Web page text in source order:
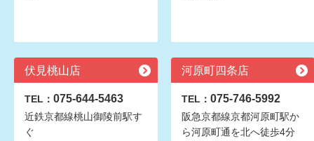
伏見桃山店
TEL： 075-644-5463
近鉄京都線桃山御陵前駅す
ぐ
河原町四条店
TEL： 075-746-5992
阪急京都線京都河原町駅か
ら河原町通を北へ徒歩4分